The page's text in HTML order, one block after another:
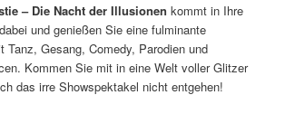
– Die Nacht der Illusionen kommt in Ihre
und genießen Sie eine fulminante
Tanz, Gesang, Comedy, Parodien und
Kommen Sie mit in eine Welt voller Glitzer
das irre Showspektakel nicht entgehen!